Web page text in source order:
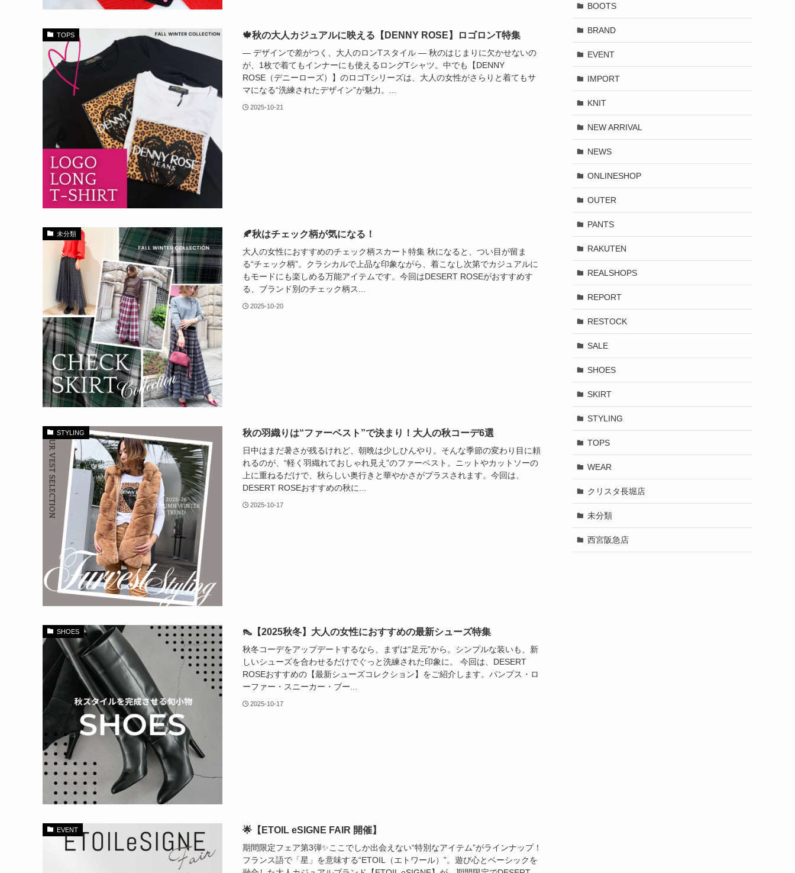
TOPS 🍁秋の大人カジュアルに映える【DENNY ROSE】ロゴロンT特集
― デザインで差がつく、大人のロンTスタイル ― 秋のはじまりに欠かせないの
が、1枚で着てもインナーにも使えるロングTシャツ。中でも【DENNY
ROSE（デニーローズ）】のロゴTシリーズは、大人の女性がさらりと着てもサ
マになる“洗練されたデザイン”が魅力。...
2025-10-21
未分類 🍂秋はチェック柄が気になる！
大人の女性におすすめのチェック柄スカート特集 秋になると、つい目が留ま
る“チェック柄”。クラシカルで上品な印象ながら、着こなし次第でカジュアルに
もモードにも楽しめる万能アイテムです。今回はDESERT ROSEがおすすめす
る、ブランド別のチェック柄ス...
2025-10-20
STYLING 秋の羽織りは“ファーベスト”で決まり！大人の秋コーデ6選
日中はまだ暑さが残るけれど、朝晩は少しひんやり。そんな季節の変わり目に頼
れるのが、“軽く羽織れておしゃれ見え”のファーベスト。ニットやカットソーの
上に重ねるだけで、秋らしい奥行きと華やかさがプラスされます。今回は、
DESERT ROSEおすすめの秋に...
2025-10-17
SHOES 👠【2025秋冬】大人の女性におすすめの最新シューズ特集
秋冬コーデをアップデートするなら、まずは“足元”から。シンプルな装いも、新
しいシューズを合わせるだけでぐっと洗練された印象に。 今回は、DESERT
ROSEおすすめの【最新シューズコレクション】をご紹介します。パンプス・ロ
ーファー・スニーカー・ブー...
2025-10-17
EVENT 🌟【ETOIL eSIGNE FAIR 開催】
期間限定フェア第3弾✨ここでしか出会えない“特別なアイテム”がラインナップ！
フランス語で「星」を意味する“ETOIL（エトワール）”。遊び心とベーシックを
BOOTS
BRAND
EVENT
IMPORT
KNIT
NEW ARRIVAL
NEWS
ONLINESHOP
OUTER
PANTS
RAKUTEN
REALSHOPS
REPORT
RESTOCK
SALE
SHOES
SKIRT
STYLING
TOPS
WEAR
クリスタ長堀店
未分類
西宮阪急店